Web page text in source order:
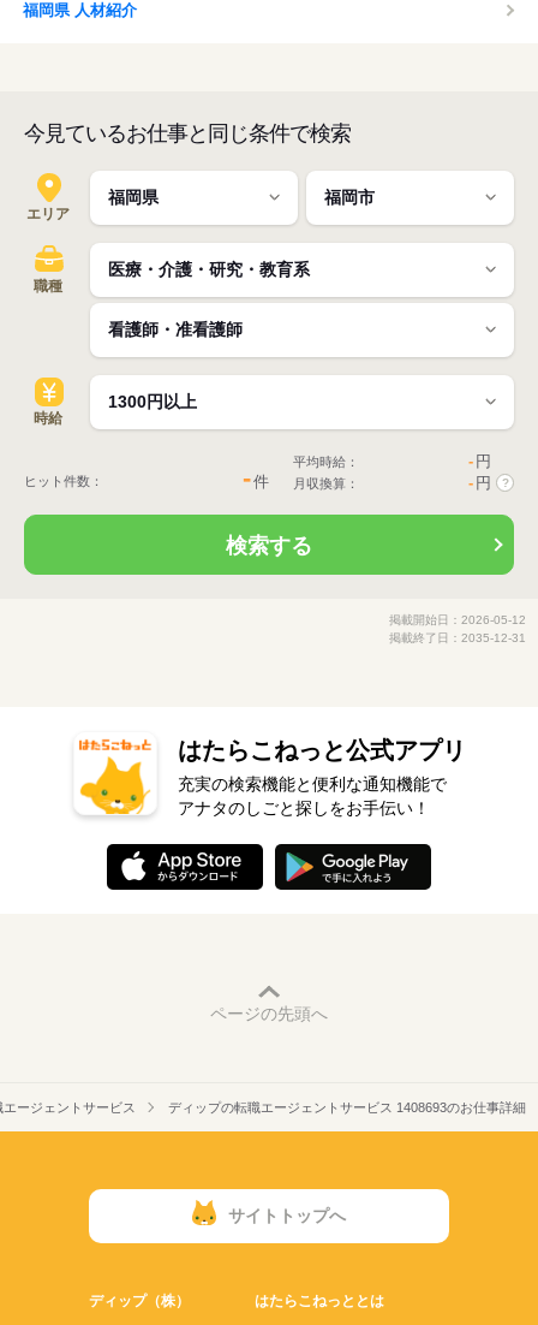
福岡県 人材紹介
今見ているお仕事と同じ条件で検索
エリア
職種
時給
ヒット件数： -件
平均時給： - 円
月収換算： - 円 ?
検索する
掲載開始日：2026-05-12
掲載終了日：2035-12-31
はたらこねっと公式アプリ
充実の検索機能と便利な通知機能で
アナタのしごと探しをお手伝い！
ページの先頭へ
ージェントサービス ディップの転職エージェントサービス 1408693のお仕事詳細
サイトトップへ
ディップ（株） はたらこねっととは